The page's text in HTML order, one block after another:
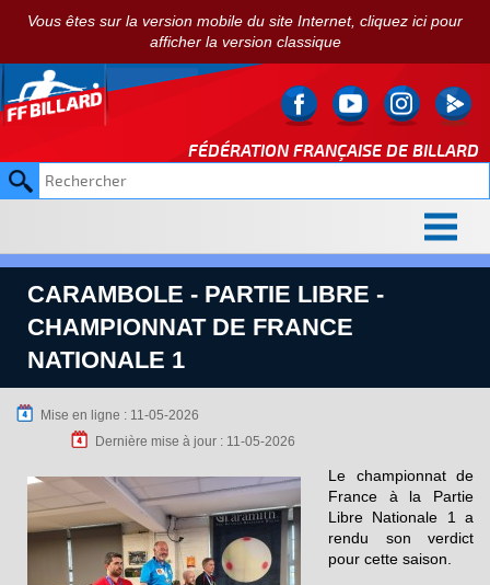
Vous êtes sur la version mobile du site Internet, cliquez ici pour
afficher la version classique
FÉDÉRATION FRANÇAISE DE BILLARD
CARAMBOLE - PARTIE LIBRE -
CHAMPIONNAT DE FRANCE
NATIONALE 1
Mise en ligne : 11-05-2026
Dernière mise à jour : 11-05-2026
Le championnat de
France à la Partie
Libre Nationale 1 a
rendu son verdict
pour cette saison.